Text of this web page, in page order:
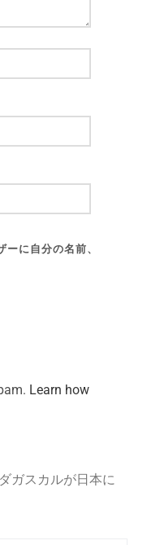
に自分の名前、
Learn how
ガスカルが日本に